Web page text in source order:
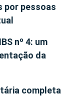
por pessoas
nº 4: um
da
completa